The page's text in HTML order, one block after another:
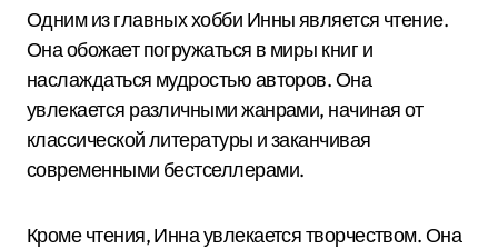
Одним из главных хобби Инны является чтение.
Она обожает погружаться в миры книг и
наслаждаться мудростью авторов. Она
увлекается различными жанрами, начиная от
классической литературы и заканчивая
современными бестселлерами.
Кроме чтения, Инна увлекается творчеством. Она